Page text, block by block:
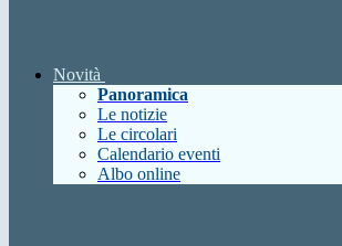
Novità
Panoramica
Le notizie
Le circolari
Calendario eventi
Albo online